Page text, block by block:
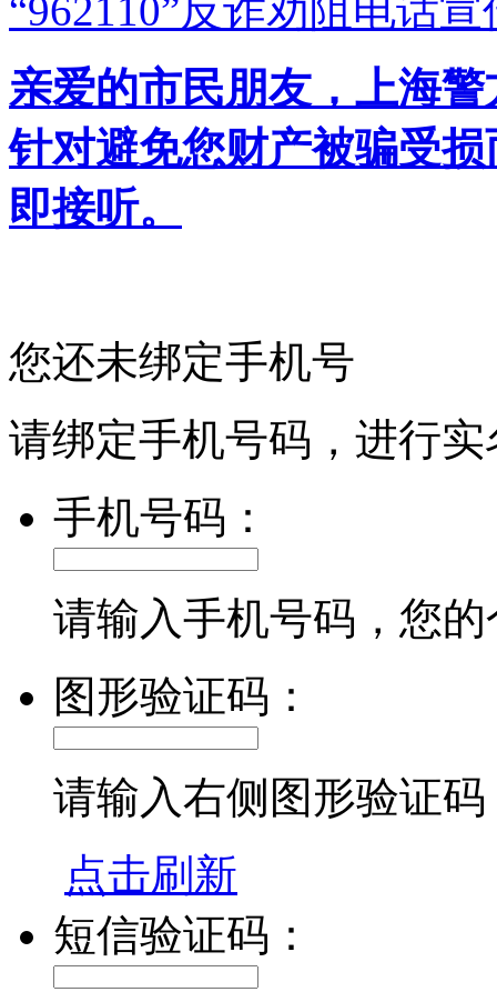
“962110”反诈劝阻电话宣
亲爱的市民朋友，上海
针对避免您财产被骗受
即接听。
您还未绑定手机号
请绑定手机号码，进行
手机号码：
请输入手机号码，您
图形验证码：
请输入右侧图形验证码
点击刷新
短信验证码：